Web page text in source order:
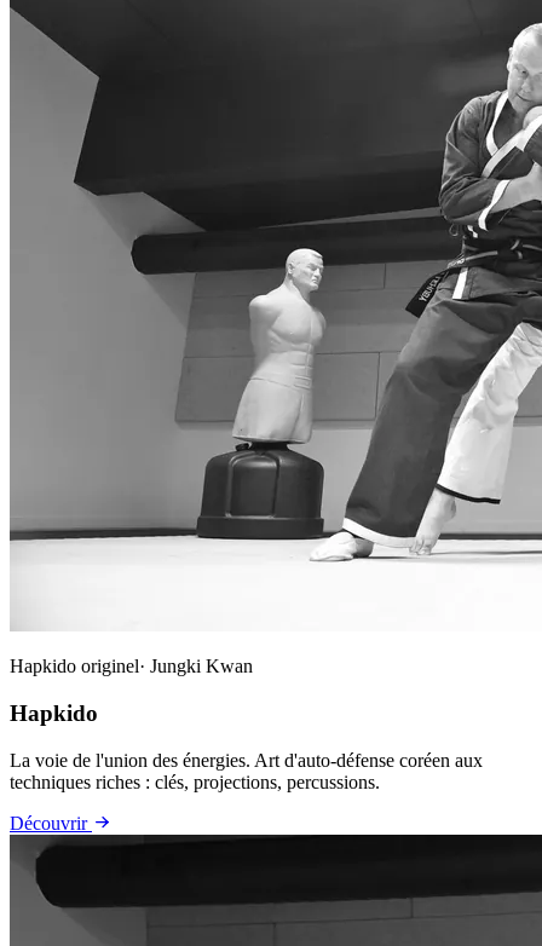
Hapkido originel· Jungki Kwan
Hapkido
La voie de l'union des énergies. Art d'auto-défense coréen aux
techniques riches : clés, projections, percussions.
Découvrir